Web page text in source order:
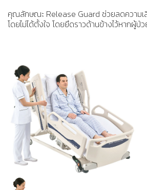
คุณลักษณะ Release Guard ช่วยลดความเ
โดยไม่ได้ตั้งใจ โดยยึดราวด้านข้างไว้หากผู้